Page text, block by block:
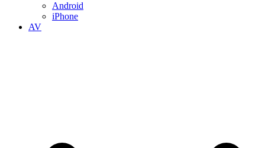
Android
iPhone
AV